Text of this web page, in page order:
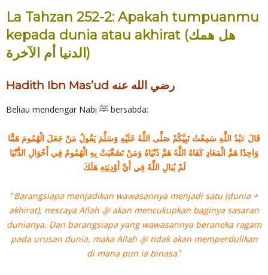
La Tahzan 252-2: Apakah tumpuanmu
kepada dunia atau akhirat (هل همك
الدنيا أم الآخرة)
Hadith Ibn Mas’ud رضي الله عنه
Beliau mendengar Nabi ﷺ bersabda:
قَالَ عَبْدُ اللَّهِ سَمِعْتُ نَبِيَّكُمْ صَلَّى اللَّهُ عَلَيْهِ وَسَلَّمَ يَقُولُ مَنْ جَعَلَ الْهُمُومَ هَمًّا
وَاحِدًا هَمَّ الْمَعَادِ كَفَاهُ اللَّهُ هَمَّ دُنْيَاهُ وَمَنْ تَشَعَّبَتْ بِهِ الْهُمُومُ فِي أَحْوَالِ الدُّنْيَا
لَمْ يُبَالِ اللَّهُ فِي أَيِّ أَوْدِيَتِهِ هَلَكَ
“Barangsiapa menjadikan wawasannya menjadi satu (dunia +
akhirat), nescaya Allah ‎ﷻ akan mencukupkan baginya sasaran
dunianya. Dan barangsiapa yang wawasannya beraneka ragam
pada urusan dunia, maka Allah ‎ﷻ tidak akan memperdulikan
di mana pun ia binasa.”